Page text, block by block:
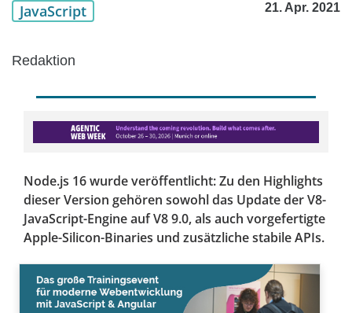
JavaScript 21. Apr. 2021
Redaktion
Node.js 16 wurde veröffentlicht: Zu den Highlights
dieser Version gehören sowohl das Update der V8-
JavaScript-Engine auf V8 9.0, als auch vorgefertigte
Apple-Silicon-Binaries und zusätzliche stabile APIs.